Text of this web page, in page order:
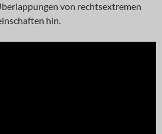
von rechtsextremen
hin.